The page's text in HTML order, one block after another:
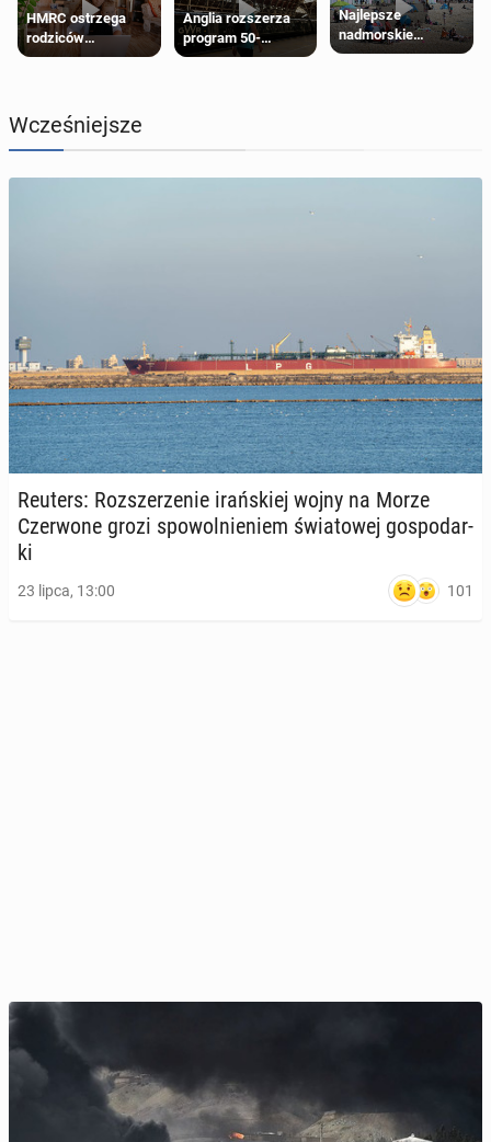
HMRC ostrzega
rodziców
pobierających Child
zwrotu zasiłku
Anglia rozszerza
program 50-
procentowych
Najlepsze
nadmorskie
miasteczko blisko
Wcześniejsze
Reuters: Roz­sze­rze­nie irań­skiej wojny na Morze
Czer­wo­ne grozi spo­wol­nie­niem świa­to­wej go­spo­dar­
ki
23 lipca, 13:00 101